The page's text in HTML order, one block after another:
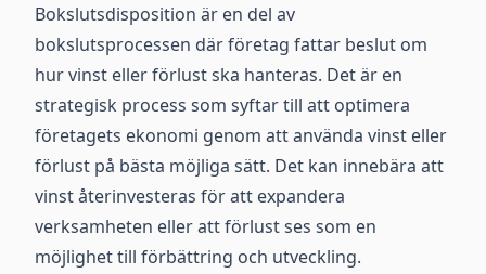
Bokslutsdisposition är en del av
bokslutsprocessen där företag fattar beslut om
hur vinst eller förlust ska hanteras. Det är en
strategisk process som syftar till att optimera
företagets ekonomi genom att använda vinst eller
förlust på bästa möjliga sätt. Det kan innebära att
vinst återinvesteras för att expandera
verksamheten eller att förlust ses som en
möjlighet till förbättring och utveckling.